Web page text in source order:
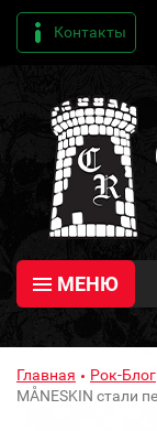
Контакты
МЕНЮ
Главная Рок-Блог
MÅNESKIN стали